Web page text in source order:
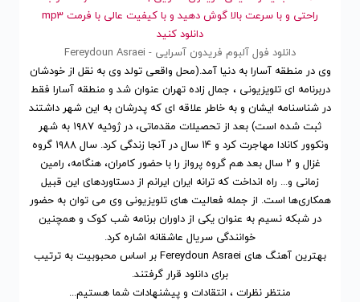
راحتی و با سرعت بالا گوش دهید و با کیفیت عالی با فرمت mp3
دانلود کنید
دانلود فول آلبوم فریدون آسرایی - Fereydoun Asraei
وی در منطقه آسارا به دنیا آمد.(محل واقعی تولد وی به نقل از خودشان
دربرنامه ای تلویزیونی ، جمال زاده تهران عنوان شد و منطقه آسارا فقط
در شناسنامه ایشان و به خاطر علاقه ای که پدرشان به این شهر داشتند
ثبت شده است) بعد از تحصیلات مقدماتی، در ژوئیه ۱۹۸۷ به شهر
ونکوور کانادا مهاجرت کرد و ۱۴ سال در آنجا زندگی کرد. سال ۱۹۸۸ گروه
غزال و ۲ سال بعد هم گروه پرواز را با حضور کامران، هنگامه، رامین
زمانی و... راه انداخت که ترانه ایران ایرانم از دستاوردهای این قبیل
همکاری‌ها است. از جمله فعالیت های تلویزیونی وی می توان به حضور
در شبکه نسیم به عنوان یکی از داوران برنامه شب کوک و همچنین
خوانندگی سریال عاشقانه اشاره کرد.
بهترین آهنگ های Fereydoun Asraei
بر اساس محبوبیتبه ترتیب
برایدانلود قرار گرفتند.
منتظر نظرات ، انتقادات و پیشنهادات شما هستیم...